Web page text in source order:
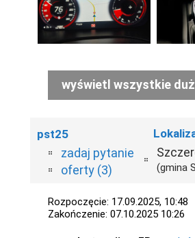
wyświetl wszystkie
pst25
zadaj pytanie
oferty (3)
(gmina
Rozpoczęcie: 17.09.2025, 10:48
Zakończenie: 07.10.2025 10:26